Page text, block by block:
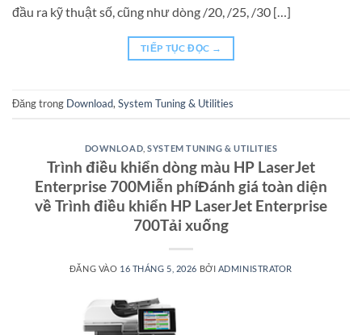
đầu ra kỹ thuật số, cũng như dòng /20, /25, /30 […]
TIẾP TỤC ĐỌC →
Đăng trong Download,System Tuning & Utilities
DOWNLOAD ,SYSTEM TUNING & UTILITIES
Trình điều khiển dòng màu HP LaserJet
Enterprise 700Miễn phíĐánh giá toàn diện
về Trình điều khiển HP LaserJet Enterprise
700Tải xuống
ĐĂNG VÀO 16 THÁNG 5, 2026 BỞI ADMINISTRATOR